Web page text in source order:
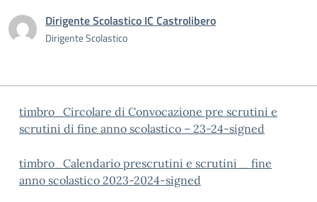
Dirigente Scolastico IC Castrolibero
Dirigente Scolastico
timbro_Circolare di Convocazione pre scrutini e
scrutini di fine anno scolastico – 23-24-signed
timbro_Calendario prescrutini e scrutini _ fine
anno scolastico 2023-2024-signed